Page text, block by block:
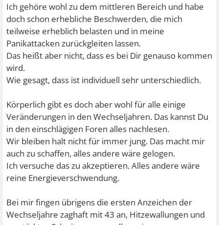
Ich gehöre wohl zu dem mittleren Bereich und habe
doch schon erhebliche Beschwerden, die mich
teilweise erheblich belasten und in meine
Panikattacken zurückgleiten lassen.
Das heißt aber nicht, dass es bei Dir genauso kommen
wird.
Wie gesagt, dass ist individuell sehr unterschiedlich.
Körperlich gibt es doch aber wohl für alle einige
Veränderungen in den Wechseljahren. Das kannst Du
in den einschlägigen Foren alles nachlesen.
Wir bleiben halt nicht für immer jung. Das macht mir
auch zu schaffen, alles andere wäre gelogen.
Ich versuche das zu akzeptieren. Alles andere wäre
reine Energieverschwendung.
Bei mir fingen übrigens die ersten Anzeichen der
Wechseljahre zaghaft mit 43 an, Hitzewallungen und